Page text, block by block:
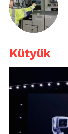
Kütyük